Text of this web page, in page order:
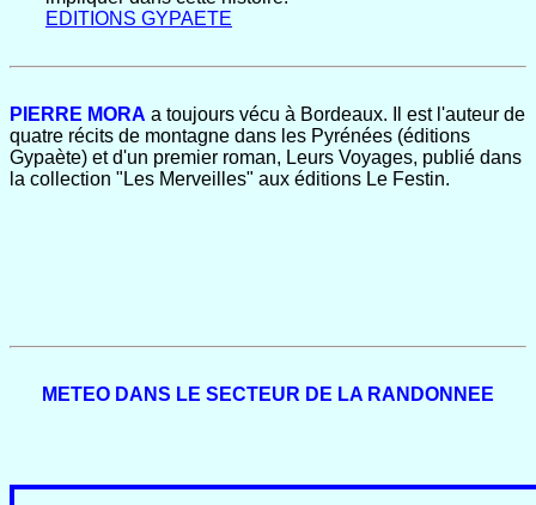
EDITIONS GYPAETE
PIERRE MORA a toujours vécu à Bordeaux. Il est l'auteur de
quatre récits de montagne dans les Pyrénées (éditions
Gypaète) et d'un premier roman, Leurs Voyages, publié dans
la collection "Les Merveilles" aux éditions Le Festin.
METEO DANS LE SECTEUR DE LA RANDONNEE